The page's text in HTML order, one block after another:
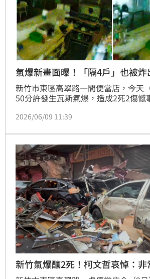
氣爆新畫面曝！「隔4戶」也被炸
新竹市東區高翠路一間便當店，今天
50分許發生瓦斯氣爆，造成2死2傷憾
一間早餐店，門口的監視器也拍下驚
2026/06/09 11:39
新竹氣爆釀2死！柯文哲哀悼：非